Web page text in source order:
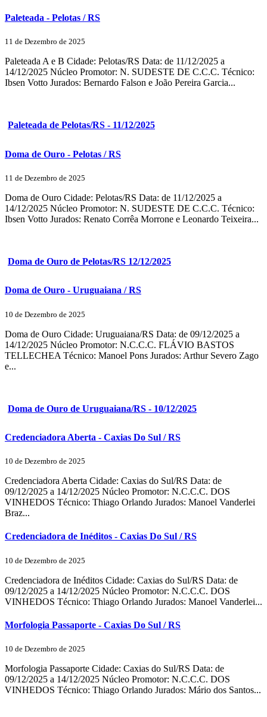
Paleteada - Pelotas / RS
11 de Dezembro de 2025
Paleteada A e B Cidade: Pelotas/RS Data: de 11/12/2025 a
14/12/2025 Núcleo Promotor: N. SUDESTE DE C.C.C. Técnico:
Ibsen Votto Jurados: Bernardo Falson e João Pereira Garcia...
Paleteada de Pelotas/RS - 11/12/2025
Doma de Ouro - Pelotas / RS
11 de Dezembro de 2025
Doma de Ouro Cidade: Pelotas/RS Data: de 11/12/2025 a
14/12/2025 Núcleo Promotor: N. SUDESTE DE C.C.C. Técnico:
Ibsen Votto Jurados: Renato Corrêa Morrone e Leonardo Teixeira...
Doma de Ouro de Pelotas/RS 12/12/2025
Doma de Ouro - Uruguaiana / RS
10 de Dezembro de 2025
Doma de Ouro Cidade: Uruguaiana/RS Data: de 09/12/2025 a
14/12/2025 Núcleo Promotor: N.C.C.C. FLÁVIO BASTOS
TELLECHEA Técnico: Manoel Pons Jurados: Arthur Severo Zago
e...
Doma de Ouro de Uruguaiana/RS - 10/12/2025
Credenciadora Aberta - Caxias Do Sul / RS
10 de Dezembro de 2025
Credenciadora Aberta Cidade: Caxias do Sul/RS Data: de
09/12/2025 a 14/12/2025 Núcleo Promotor: N.C.C.C. DOS
VINHEDOS Técnico: Thiago Orlando Jurados: Manoel Vanderlei
Braz...
Credenciadora de Inéditos - Caxias Do Sul / RS
10 de Dezembro de 2025
Credenciadora de Inéditos Cidade: Caxias do Sul/RS Data: de
09/12/2025 a 14/12/2025 Núcleo Promotor: N.C.C.C. DOS
VINHEDOS Técnico: Thiago Orlando Jurados: Manoel Vanderlei...
Morfologia Passaporte - Caxias Do Sul / RS
10 de Dezembro de 2025
Morfologia Passaporte Cidade: Caxias do Sul/RS Data: de
09/12/2025 a 14/12/2025 Núcleo Promotor: N.C.C.C. DOS
VINHEDOS Técnico: Thiago Orlando Jurados: Mário dos Santos...